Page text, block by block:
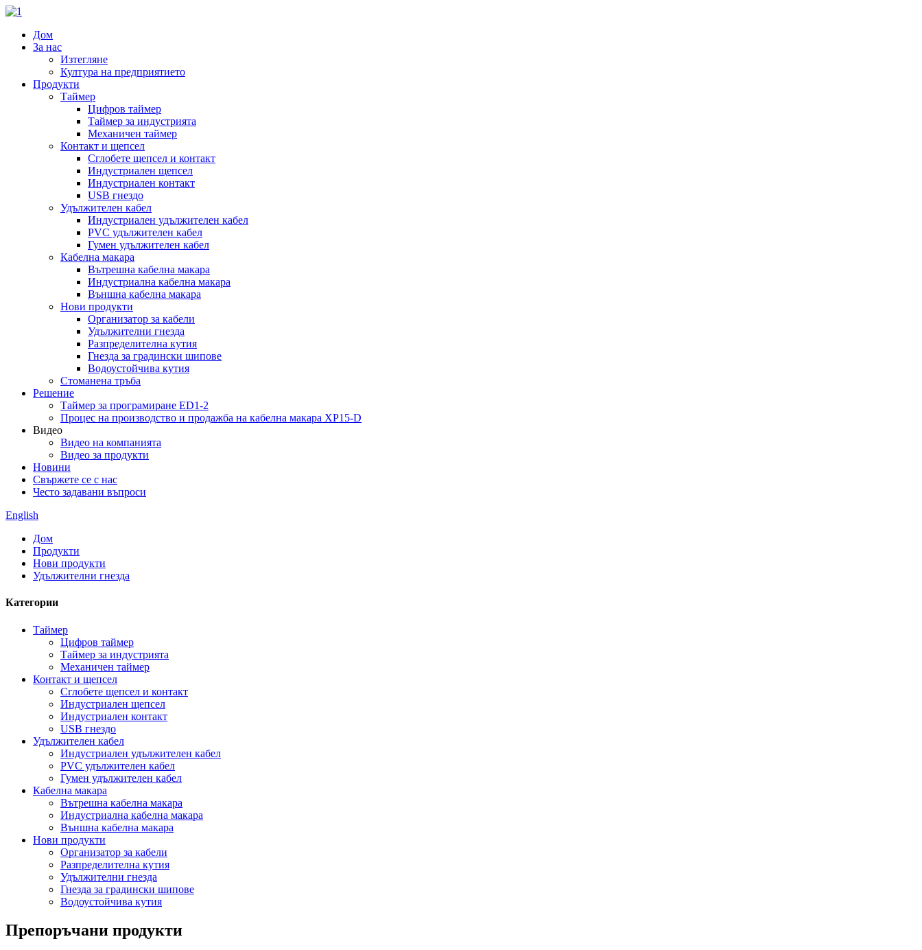
Дом
За нас
Изтегляне
Култура на предприятието
Продукти
Таймер
Цифров таймер
Таймер за индустрията
Механичен таймер
Контакт и щепсел
Сглобете щепсел и контакт
Индустриален щепсел
Индустриален контакт
USB гнездо
Удължителен кабел
Индустриален удължителен кабел
PVC удължителен кабел
Гумен удължителен кабел
Кабелна макара
Вътрешна кабелна макара
Индустриална кабелна макара
Външна кабелна макара
Нови продукти
Организатор за кабели
Удължителни гнезда
Разпределителна кутия
Гнезда за градински шипове
Водоустойчива кутия
Стоманена тръба
Решение
Таймер за програмиране ED1-2
Процес на производство и продажба на кабелна макара XP15-D
Видео
Видео на компанията
Видео за продукти
Новини
Свържете се с нас
Често задавани въпроси
English
Дом
Продукти
Нови продукти
Удължителни гнезда
Категории
Таймер
Цифров таймер
Таймер за индустрията
Механичен таймер
Контакт и щепсел
Сглобете щепсел и контакт
Индустриален щепсел
Индустриален контакт
USB гнездо
Удължителен кабел
Индустриален удължителен кабел
PVC удължителен кабел
Гумен удължителен кабел
Кабелна макара
Вътрешна кабелна макара
Индустриална кабелна макара
Външна кабелна макара
Нови продукти
Организатор за кабели
Разпределителна кутия
Удължителни гнезда
Гнезда за градински шипове
Водоустойчива кутия
Препоръчани продукти